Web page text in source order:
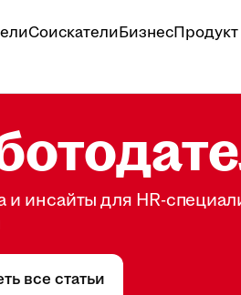
СоискателиБизнесПродукт
и инсайты для HR-
все статьи